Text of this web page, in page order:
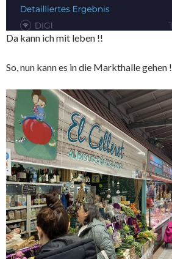
Da kann ich mit leben !!
So, nun kann es in die Markthalle gehen !